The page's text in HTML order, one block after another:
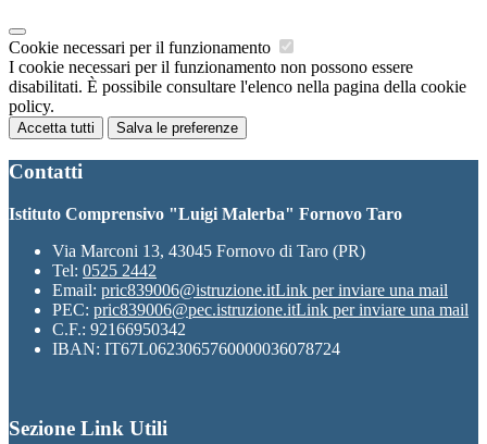
Cookie necessari per il funzionamento
I cookie necessari per il funzionamento non possono essere
disabilitati. È possibile consultare l'elenco nella pagina della cookie
policy.
Accetta tutti Salva le preferenze
Contatti
Istituto Comprensivo "Luigi Malerba" Fornovo Taro
Via Marconi 13, 43045 Fornovo di Taro (PR)
Tel: 0525 2442
Email: pric839006@istruzione.itLink per inviare una mail
PEC: pric839006@pec.istruzione.itLink per inviare una mail
C.F.: 92166950342
IBAN: IT67L0623065760000036078724
Sezione Link Utili